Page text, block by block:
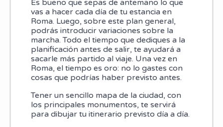
Es bueno que sepas de antemano lo que
vas a hacer cada día de tu estancia en
Roma. Luego, sobre este plan general,
podrás introducir variaciones sobre la
marcha. Todo el tiempo que dediques a la
planificación antes de salir, te ayudará a
sacarle más partido al viaje. Una vez en
Roma, el tiempo es oro: no lo gastes con
cosas que podrías haber previsto antes.
Tener un sencillo mapa de la ciudad, con
los principales monumentos, te servirá
para dibujar tu itinerario previsto día a día.